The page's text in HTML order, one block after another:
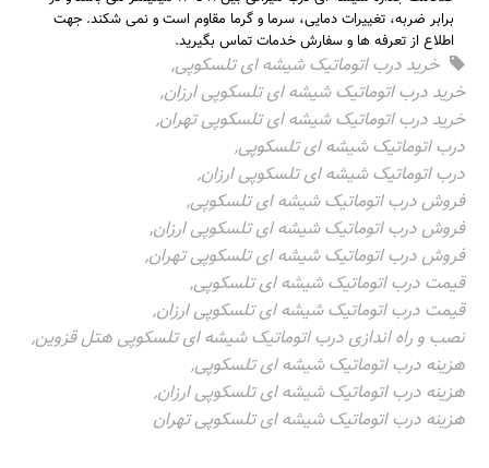
برابر ضربه، تغییرات دمایی، سرما و گرما مقاوم است و نمی شکند. جهت
اطلاع از تعرفه ها و سفارش خدمات تماس بگیرید.
خرید درب اتوماتیک شیشه ای تلسکوپی,
خرید درب اتوماتیک شیشه ای تلسکوپی ارزان,
خرید درب اتوماتیک شیشه ای تلسکوپی تهران,
درب اتوماتیک شیشه ای تلسکوپی,
درب اتوماتیک شیشه ای تلسکوپی ارزان,
فروش درب اتوماتیک شیشه ای تلسکوپی,
فروش درب اتوماتیک شیشه ای تلسکوپی ارزان,
فروش درب اتوماتیک شیشه ای تلسکوپی تهران,
قیمت درب اتوماتیک شیشه ای تلسکوپی,
قیمت درب اتوماتیک شیشه ای تلسکوپی ارزان,
نصب و راه اندازی درب اتوماتیک شیشه ای تلسکوپی هتل قزوین,
هزینه درب اتوماتیک شیشه ای تلسکوپی,
هزینه درب اتوماتیک شیشه ای تلسکوپی ارزان,
هزینه درب اتوماتیک شیشه ای تلسکوپی تهران